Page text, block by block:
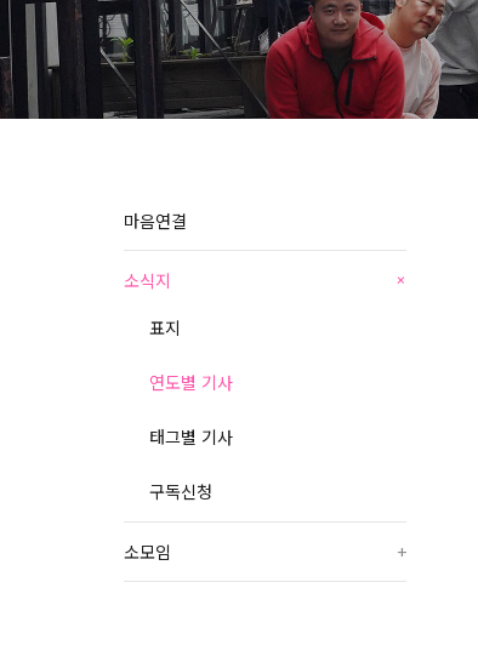
마음연결
소식지 +
표지
연도별 기사
태그별 기사
구독신청
소모임 +